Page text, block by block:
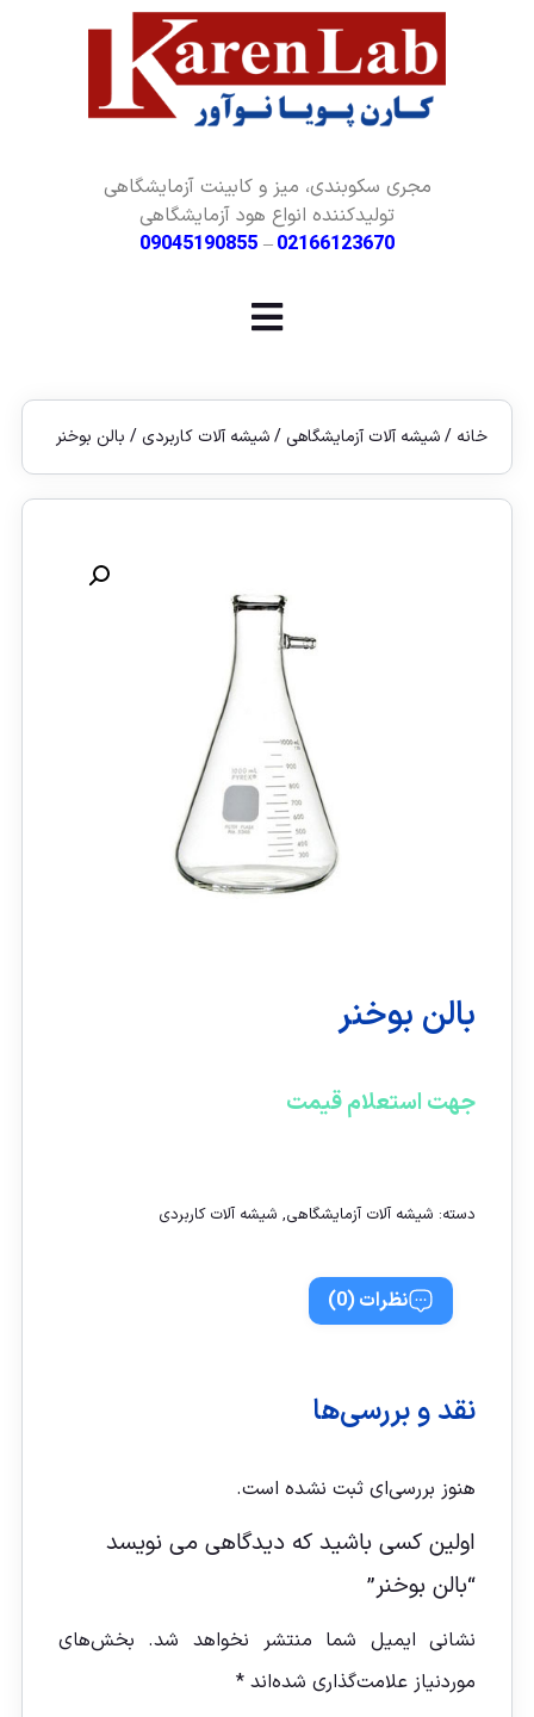
مجری سکوبندی، میز و کابینت آزمایشگاهی
تولیدکننده انواع هود آزمایشگاهی
02166123670
–
09045190855
خانه /شیشه آلات آزمایشگاهی /شیشه آلات کاربردی / بالن بوخنر
بالن بوخنر
جهت استعلام قیمت
دسته: شیشه آلات آزمایشگاهی, شیشه آلات کاربردی
نظرات (0)
نقد و بررسی‌ها
هنوز بررسی‌ای ثبت نشده است.
اولین کسی باشید که دیدگاهی می نویسد
“بالن بوخنر”
نشانی ایمیل شما منتشر نخواهد شد. بخش‌های
موردنیاز علامت‌گذاری شده‌اند *